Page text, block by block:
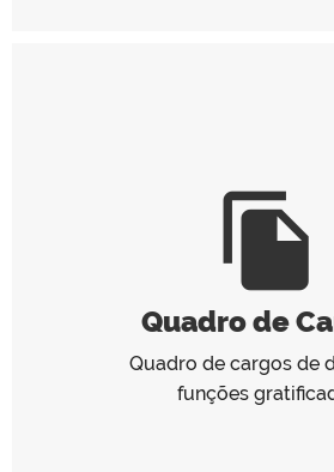
file_copy
Quadro de
Quadro de cargos de
funções